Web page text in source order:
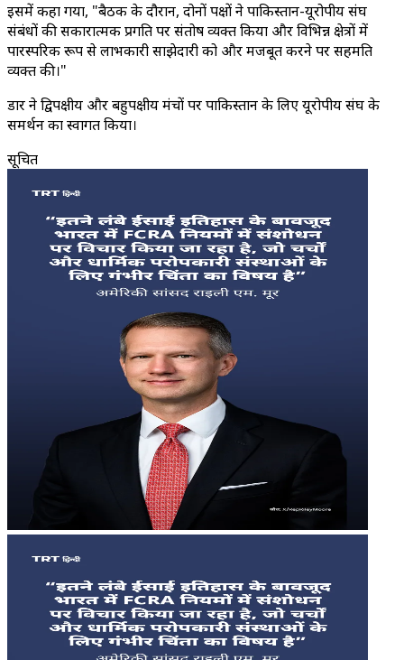
इसमें कहा गया, "बैठक के दौरान, दोनों पक्षों ने पाकिस्तान-यूरोपीय संघ
संबंधों की सकारात्मक प्रगति पर संतोष व्यक्त किया और विभिन्न क्षेत्रों में
पारस्परिक रूप से लाभकारी साझेदारी को और मजबूत करने पर सहमति
व्यक्त की।"
डार ने द्विपक्षीय और बहुपक्षीय मंचों पर पाकिस्तान के लिए यूरोपीय संघ के
समर्थन का स्वागत किया।
सूचित